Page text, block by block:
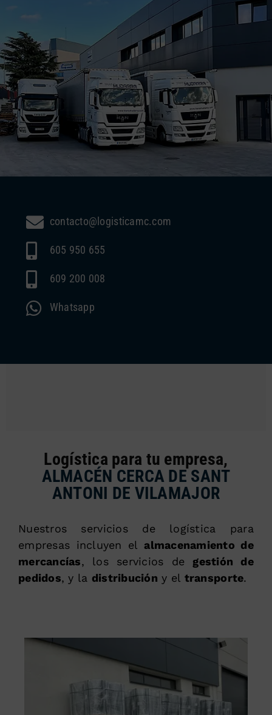
contacto@logisticamc.com
605 950 655
609 200 008
Whatsapp
Logística para tu empresa,
ALMACÉN CERCA DE SANT
ANTONI DE VILAMAJOR
Nuestros servicios de logística para
empresas incluyen elalmacenamiento de
mercancías, los servicios de gestión de
pedidos, y la distribución y el transporte.